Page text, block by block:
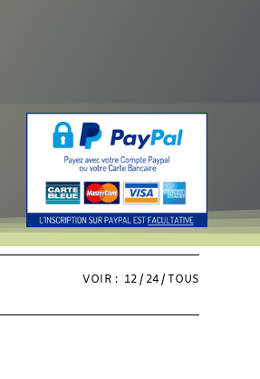
VOIR : 12 24 TOUS